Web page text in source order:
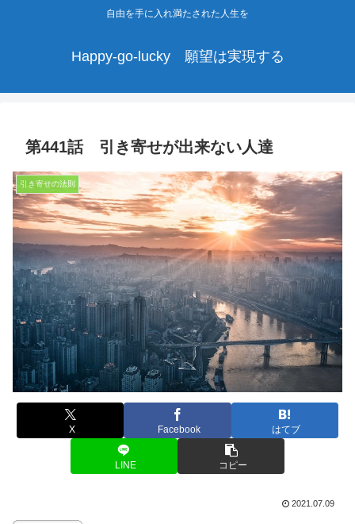
自由を手に入れ満たされた人生を
Happy-go-lucky 願望は実現する
第441話 引き寄せが出来ない人達
引き寄せの法則
X Facebook はてブ
LINE コピー
2021.07.09